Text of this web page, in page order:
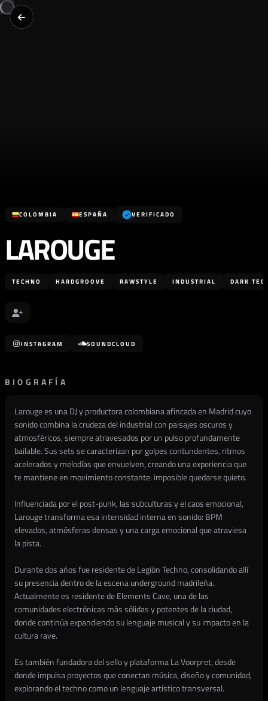
COLOMBIA ESPAÑA VERIFICADO
LAROUGE
TECHNO HARDGROOVE RAWSTYLE INDUSTRIAL DARK
INSTAGRAM SOUNDCLOUD
BIOGRAFÍA
Larouge es una DJ y productora colombiana afincada en Madrid cuyo
sonido combina la crudeza del industrial con paisajes oscuros y
atmosféricos, siempre atravesados por un pulso profundamente
bailable. Sus sets se caracterizan por golpes contundentes, ritmos
acelerados y melodías que envuelven, creando una experiencia que
te mantiene en movimiento constante: imposible quedarse quieto.
Influenciada por el post-punk, las subculturas y el caos emocional,
Larouge transforma esa intensidad interna en sonido: BPM
elevados, atmósferas densas y una carga emocional que atraviesa
la pista.
Durante dos años fue residente de Legión Techno, consolidando allí
su presencia dentro de la escena underground madrileña.
Actualmente es residente de Elements Cave, una de las
comunidades electrónicas más sólidas y potentes de la ciudad,
donde continúa expandiendo su lenguaje musical y su impacto en la
cultura rave.
Es también fundadora del sello y plataforma La Voorpret, desde
donde impulsa proyectos que conectan música, diseño y comunidad,
explorando el techno como un lenguaje artístico transversal.